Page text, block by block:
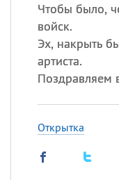
Чтобы было,
войск.
Эх, накрыть
артиста.
Поздравляем
Открытка